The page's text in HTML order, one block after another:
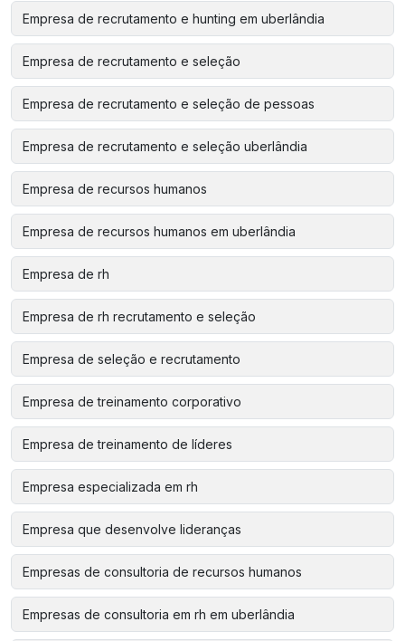
Empresa de recrutamento e hunting em uberlândia
Empresa de recrutamento e seleção
Empresa de recrutamento e seleção de pessoas
Empresa de recrutamento e seleção uberlândia
Empresa de recursos humanos
Empresa de recursos humanos em uberlândia
Empresa de rh
Empresa de rh recrutamento e seleção
Empresa de seleção e recrutamento
Empresa de treinamento corporativo
Empresa de treinamento de líderes
Empresa especializada em rh
Empresa que desenvolve lideranças
Empresas de consultoria de recursos humanos
Empresas de consultoria em rh em uberlândia